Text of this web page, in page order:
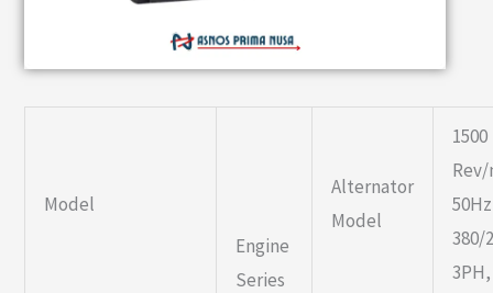
Model
Engine
Series
Alternator
Model
1500
380/